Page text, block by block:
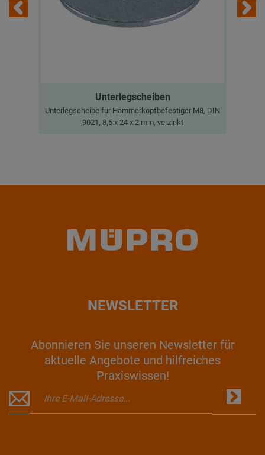
Unterlegscheiben
Unterlegscheibe für Hammerkopfbefestiger M8, DIN
9021, 8,5 x 24 x 2 mm, verzinkt
NEWSLETTER
Abonnieren Sie unseren Newsletter für
aktuelle Angebote und hilfreiches
Praxiswissen!